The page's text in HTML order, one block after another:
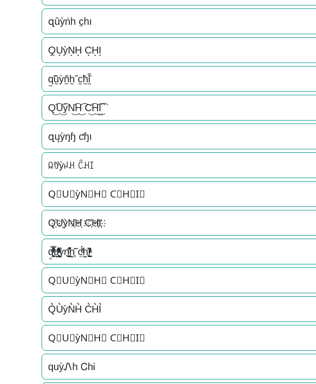
զȗỳṅһ c̫һı
Q͙U͙ỳN͙H͙ C͙H͙I͙
q̰̃ṵ̃ỳñ̰h̰̃ c̰̃h̰̃ḭ̃
Q͜͡U͜͡ỳN͜͡H͜͡ C͜͡H͜͡I͜͡
զųỳŋɧ ƈɧı
ꆰꀎỳꈤꃅ ꉓꃅꀤ
Q⃟U⃟ỳN⃟H⃟ C⃟H⃟I⃟
Q҉U҉ỳN҉H҉ C҉H҉I҉
q̥̳̭̘̳͔̹̄ͫ̔̌ͭ̿̓ͅu̟͎̲͕̼̳͉̲ͮͫͭ̋ͭ͛ͣ̈ỳn͉̠̙͉̗̺̋̋̔ͧ̊h͚̖̜̍̃͐ c͔ͣͦ́́͂ͅh͚̖̜̍̃͐i̞̟̫̺ͭ̒ͭͣ
Q⃗U⃗ỳN⃗H⃗ C⃗H⃗I⃗
Q͛U͛ỳN͛H͛ C͛H͛I͛
Q⃒U⃒ỳN⃒H⃒ C⃒H⃒I⃒
quỳᏁh ᏟhᎥ